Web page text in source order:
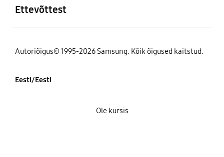
Ettevõttest
Autoriõigus© 1995-2026 Samsung. Kõik õigused kaitstud.
Eesti/Eesti
Ole kursis